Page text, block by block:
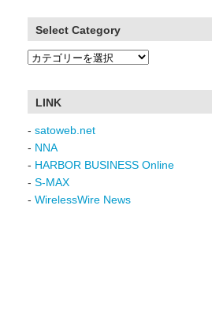
Select Category
Select
LINK
- satoweb.net
- NNA
- HARBOR BUSINESS Online
- S-MAX
- WirelessWire News